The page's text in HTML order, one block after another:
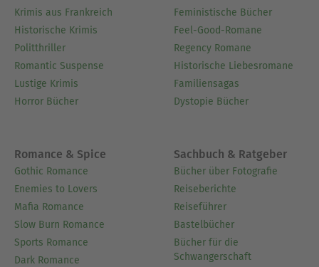
Krimis aus Frankreich
Historische Krimis
Politthriller
Romantic Suspense
Lustige Krimis
Horror Bücher
Feministische Bücher
Feel-Good-Romane
Regency Romane
Historische Liebesromane
Familiensagas
Dystopie Bücher
Romance & Spice
Gothic Romance
Enemies to Lovers
Mafia Romance
Slow Burn Romance
Sports Romance
Dark Romance
Sachbuch & Ratgeber
Bücher über Fotografie
Reiseberichte
Reiseführer
Bastelbücher
Bücher für die
Schwangerschaft